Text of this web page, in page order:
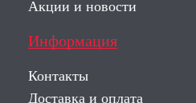
Акции и новости
Информация
Контакты
Доставка и оплата